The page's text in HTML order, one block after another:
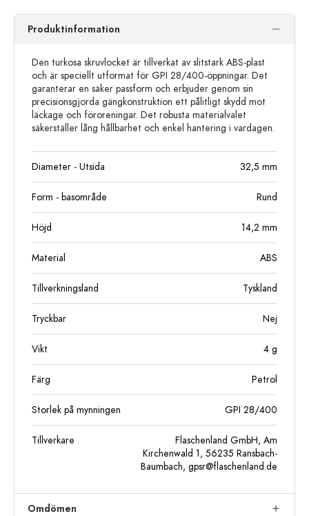
Produktinformation
Den turkosa skruvlocket är tillverkat av slitstark ABS-plast
och är speciellt utformat för GPI 28/400-öppningar. Det
garanterar en säker passform och erbjuder genom sin
precisionsgjorda gängkonstruktion ett pålitligt skydd mot
läckage och föroreningar. Det robusta materialvalet
säkerställer lång hållbarhet och enkel hantering i vardagen.
Diameter - Utsida 32,5 mm
Form - basområde Rund
Höjd 14,2 mm
Material ABS
Tillverkningsland Tyskland
Tryckbar Nej
Vikt 4 g
Färg Petrol
Storlek på mynningen GPI 28/400
Tillverkare
Flaschenland GmbH, Am
Kirchenwald 1, 56235 Ransbach-
Baumbach, gpsr@flaschenland.de
Omdömen